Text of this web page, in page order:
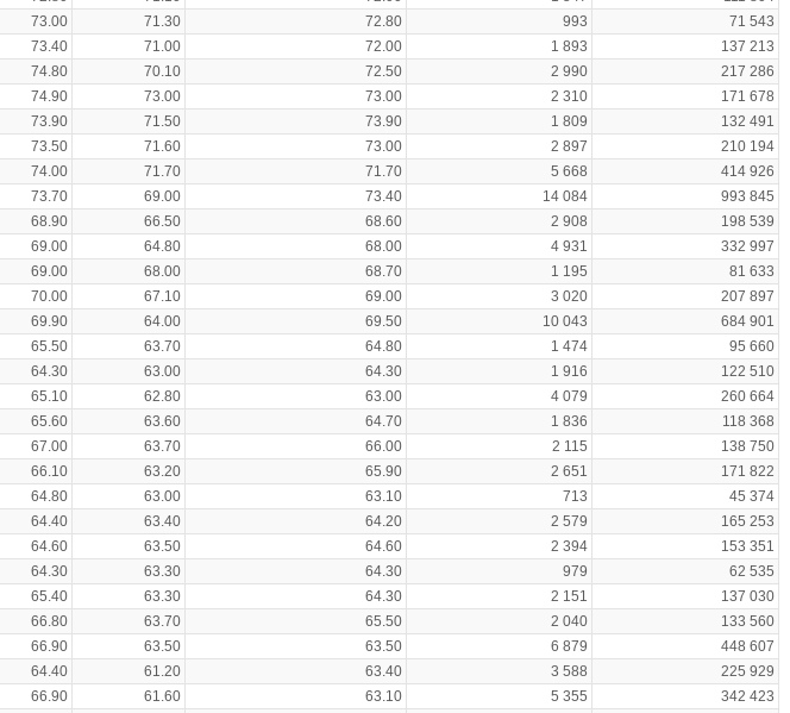
73.00 71.30 72.80 993
71 543
73.40 71.00 72.00 1 893
137 213
74.80 70.10 72.50 2 990
217 286
74.90 73.00 73.00 2 310
171 678
73.90 71.50 73.90 1 809
132 491
73.50 71.60 73.00 2 897
210 194
74.00 71.70 71.70 5 668
414 926
73.70 69.00 73.40 14 084
993 845
68.90 66.50 68.60 2 908
198 539
69.00 64.80 68.00 4 931
332 997
69.00 68.00 68.70 1 195
81 633
70.00 67.10 69.00 3 020
207 897
69.90 64.00 69.50 10 043
684 901
65.50 63.70 64.80 1 474
95 660
64.30 63.00 64.30 1 916
122 510
65.10 62.80 63.00 4 079
260 664
65.60 63.60 64.70 1 836
118 368
67.00 63.70 66.00 2 115
138 750
66.10 63.20 65.90 2 651
171 822
64.80 63.00 63.10 713
45 374
64.40 63.40 64.20 2 579
165 253
64.60 63.50 64.60 2 394
153 351
64.30 63.30 64.30 979
62 535
65.40 63.30 64.30 2 151
137 030
66.80 63.70 65.50 2 040
133 560
66.90 63.50 63.50 6 879
448 607
64.40 61.20 63.40 3 588
225 929
66.90 61.60 63.10 5 355 342 423